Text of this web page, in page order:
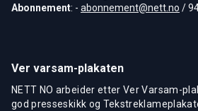
Abonnement: - abonnement@nett.no /
Ver varsam-plakaten
NETT NO arbeider etter Ver Varsam-
god presseskikk og